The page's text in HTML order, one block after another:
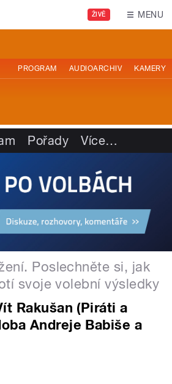
ŽIVĚ MENU
PROGRAM AUDIOARCHIV KAMERY
Pořady Více…
Poslechněte si, jak
svoje volební výsledky
Rakušan (Piráti a
Andreje Babiše a